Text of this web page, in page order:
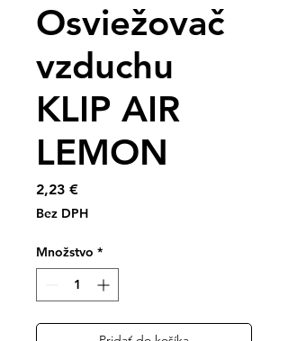
Osviežovač
vzduchu
KLIP AIR
LEMON
2,23 €Price
Bez DPH
Množstvo *